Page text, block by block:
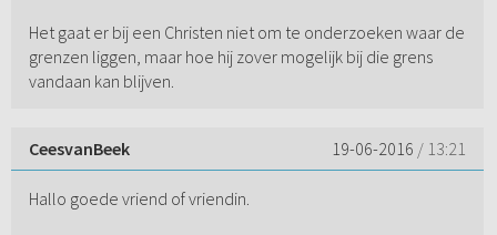
Het gaat er bij een Christen niet om te onderzoeken waar de
grenzen liggen, maar hoe hij zover mogelijk bij die grens
vandaan kan blijven.
CeesvanBeek 19-06-2016 / 13:21
Hallo goede vriend of vriendin.